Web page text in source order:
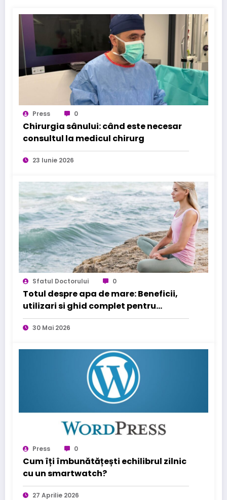
Press 0
Chirurgia sânului: când este necesar
consultul la medicul chirurg
23 Iunie 2026
Sfatul Doctorului 0
Totul despre apa de mare: Beneficii,
utilizari si ghid complet pentru
sanatatea familiei tale
30 Mai 2026
Press 0
Cum îți îmbunătățești echilibrul zilnic
cu un smartwatch?
27 Aprilie 2026